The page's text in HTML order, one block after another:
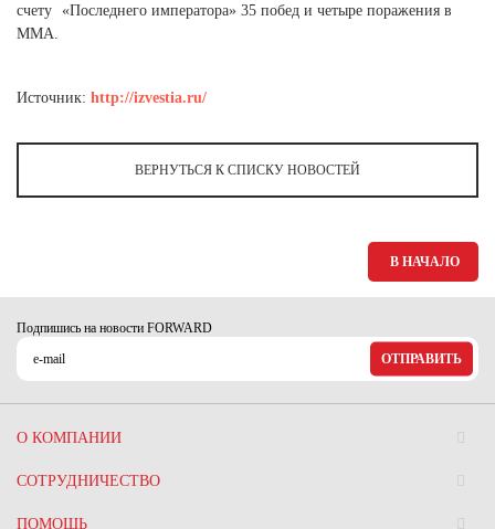
Хакасия (1)
Ханты-Мансийский автономный округ (3)
Ярославская область (1)
счету «Последнего императора» 35 побед и четыре поражения в
ММА.
Источник: http://izvestia.ru/
ВЕРНУТЬСЯ К СПИСКУ НОВОСТЕЙ
В НАЧАЛО
Подпишись на новости FORWARD
ОТПРАВИТЬ
О КОМПАНИИ
СОТРУДНИЧЕСТВО
ПОМОЩЬ